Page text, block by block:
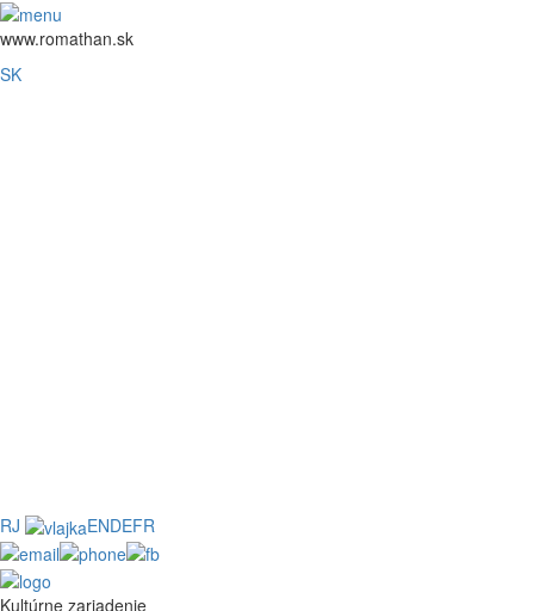
www.romathan.sk
SK
RJ ENDEFR
Kultúrne zariadenie